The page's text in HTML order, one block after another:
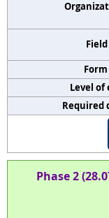
Level of
Required
Phase 2